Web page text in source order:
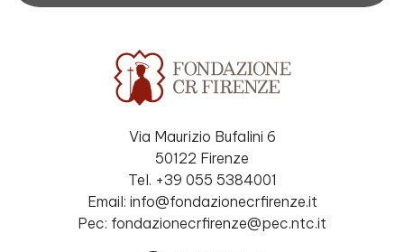
Via Maurizio Bufalini 6
50122 Firenze
Tel. +39 055 5384001
Email: info@fondazionecrfirenze.it
Pec: fondazionecrfirenze@pec.ntc.it